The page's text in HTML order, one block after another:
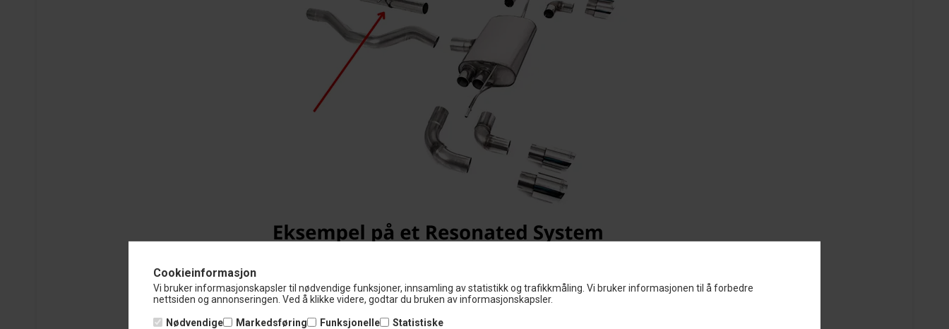
Cookieinformasjon
Vi bruker informasjonskapsler til nødvendige funksjoner, innsamling av statistikk og trafikkmåling. Vi bruker informasjonen til å forbedre
nettsiden og annonseringen. Ved å klikke videre, godtar du bruken av informasjonskapsler.
Nødvendige Markedsføring Funksjonelle
Statistiske